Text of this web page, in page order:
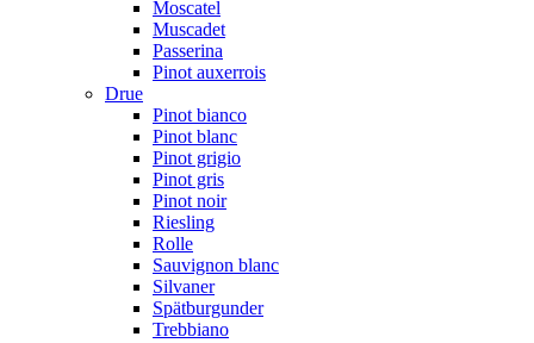
Moscatel
Muscadet
Passerina
Pinot auxerrois
Drue
Pinot bianco
Pinot blanc
Pinot grigio
Pinot gris
Pinot noir
Riesling
Rolle
Sauvignon blanc
Silvaner
Spätburgunder
Trebbiano